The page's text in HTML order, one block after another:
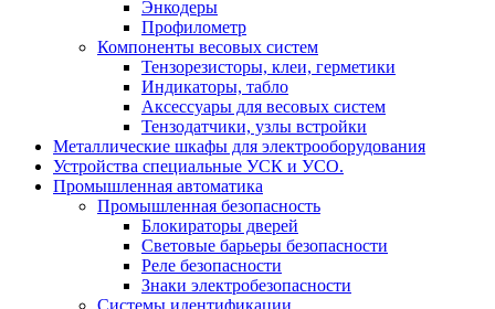
Энкодеры
Профилометр
Компоненты весовых систем
Тензорезисторы, клеи, герметики
Индикаторы, табло
Аксессуары для весовых систем
Тензодатчики, узлы встройки
Металлические шкафы для электрооборудования
Устройства специальные УСК и УСО.
Промышленная автоматика
Промышленная безопасность
Блокираторы дверей
Световые барьеры безопасности
Реле безопасности
Знаки электробезопасности
Системы идентификации